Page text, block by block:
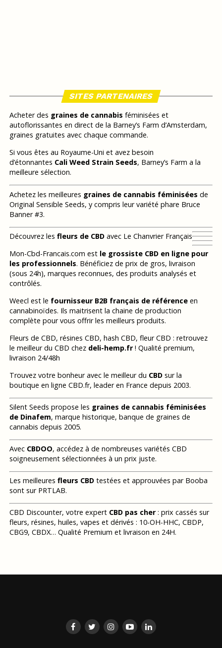
SITES PARTENAIRES
Acheter des graines de cannabis féminisées et
autoflorissantes en direct de la Barney’s Farm d’Amsterdam,
graines gratuites avec chaque commande.
Si vous êtes au Royaume-Uni et avez besoin
d’étonnantes Cali Weed Strain Seeds, Barney’s Farm a la
meilleure sélection.
Achetez les meilleures graines de cannabis féminisées de
Original Sensible Seeds, y compris leur variété phare Bruce
Banner #3.
Découvrez les fleurs de CBDavec Le Chanvrier Français
Mon-Cbd-Francais.com est le grossiste CBD en ligne pour
les professionnels. Bénéficiez de prix de gros, livraison
(sous 24h), marques reconnues, des produits analysés et
contrôlés.
Weecl est le fournisseur B2B français de référenceen
cannabinoïdes. Ils maitrisent la chaine de production
complète pour vous offrir les meilleurs produits.
Fleurs de CBD, résines CBD, hash CBD, fleur CBD : retrouvez
le meilleur du CBD chez deli-hemp.fr! Qualité premium,
livraison 24/48h
Trouvez votre bonheur avec le meilleur du CBDsur la
boutique en ligne CBD.fr, leader en France depuis 2003.
Silent Seeds propose les graines de cannabis féminisées
de Dinafem, marque historique, banque de graines de
cannabis depuis 2005.
Avec CBDOO, accédez à de nombreuses variétés CBD
soigneusement sélectionnées à un prix juste.
Les meilleures fleurs CBDtestées et approuvées par Booba
sont sur PRTLAB.
CBD Discounter, votre expert CBD pas cher: prix cassés sur
fleurs, résines, huiles, vapes et dérivés : 10-OH-HHC, CBDP,
CBG9, CBDX… Qualité Premium et livraison en 24H.